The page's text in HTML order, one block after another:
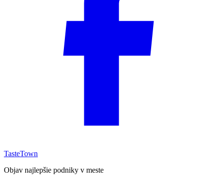
TasteTown
Objav najlepšie podniky v meste